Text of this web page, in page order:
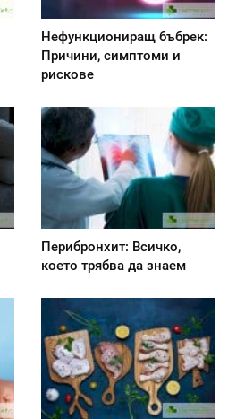
Нефункциониращ бъбрек:
Причини, симптоми и
рискове
Перибронхит: Всичко,
което трябва да знаем